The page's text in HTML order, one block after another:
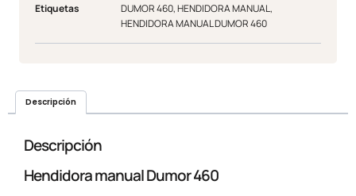
Etiquetas
DUMOR 460,HENDIDORA MANUAL,
HENDIDORA MANUAL DUMOR 460
Descripción
Descripción
Hendidora manual Dumor 460